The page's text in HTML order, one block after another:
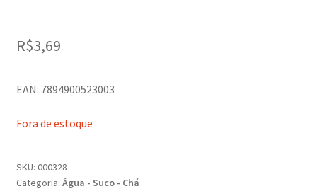
R$3,69
EAN: 7894900523003
Fora de estoque
SKU: 000328
Categoria: Água - Suco - Chá